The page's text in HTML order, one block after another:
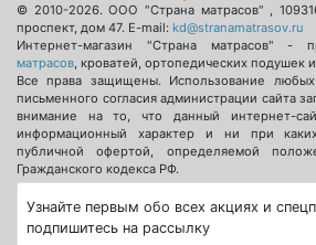
© 2010-2026.ООО "Страна матрасов"
проспект, дом 47. E-mail: kd@stranamatrasov.ru
Интернет-магазин "Страна матрасов" -
матрасов , кроватей, ортопедических подушек
Все права защищены. Использование
письменного согласия администрации сайта
внимание на то, что данный интернет-
информационный характер и ни при
публичной офертой, определяемой
Гражданского кодекса РФ.
Узнайте первым обо всех акциях и
подпишитесь на рассылку